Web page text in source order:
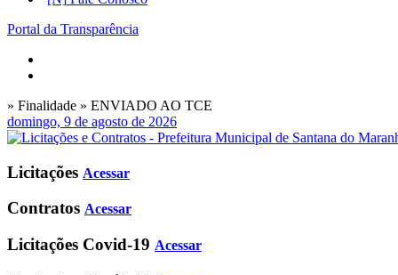
Portal da Transparência
» Finalidade » ENVIADO AO TCE
domingo, 9 de agosto de 2026
Licitações Acessar
Contratos Acessar
Licitações Covid-19 Acessar